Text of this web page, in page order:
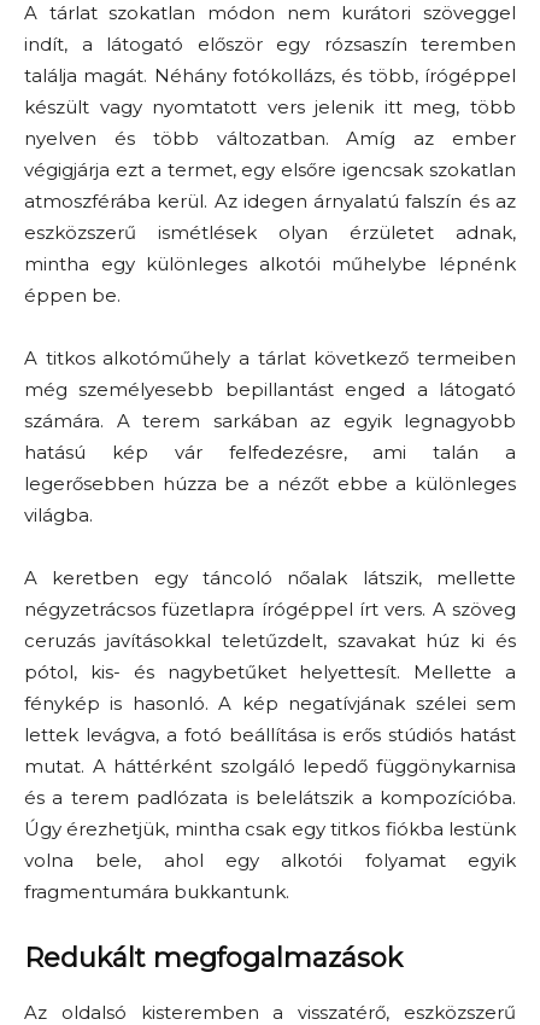
A tárlat szokatlan módon nem kurátori szöveggel
indít, a látogató először egy rózsaszín teremben
találja magát. Néhány fotókollázs, és több, írógéppel
készült vagy nyomtatott vers jelenik itt meg, több
nyelven és több változatban. Amíg az ember
végigjárja ezt a termet, egy elsőre igencsak szokatlan
atmoszférába kerül. Az idegen árnyalatú falszín és az
eszközszerű ismétlések olyan érzületet adnak,
mintha egy különleges alkotói műhelybe lépnénk
éppen be.
A titkos alkotóműhely a tárlat következő termeiben
még személyesebb bepillantást enged a látogató
számára. A terem sarkában az egyik legnagyobb
hatású kép vár felfedezésre, ami talán a
legerősebben húzza be a nézőt ebbe a különleges
világba.
A keretben egy táncoló nőalak látszik, mellette
négyzetrácsos füzetlapra írógéppel írt vers. A szöveg
ceruzás javításokkal teletűzdelt, szavakat húz ki és
pótol, kis- és nagybetűket helyettesít. Mellette a
fénykép is hasonló. A kép negatívjának szélei sem
lettek levágva, a fotó beállítása is erős stúdiós hatást
mutat. A háttérként szolgáló lepedő függönykarnisa
és a terem padlózata is belelátszik a kompozícióba.
Úgy érezhetjük, mintha csak egy titkos fiókba lestünk
volna bele, ahol egy alkotói folyamat egyik
fragmentumára bukkantunk.
Redukált megfogalmazások
Az oldalsó kisteremben a visszatérő, eszközszerű